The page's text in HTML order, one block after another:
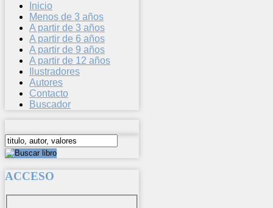
Inicio
Menos de 3 años
A partir de 3 años
A partir de 6 años
A partir de 9 años
A partir de 12 años
Ilustradores
Autores
Contacto
Buscador
ACCESO